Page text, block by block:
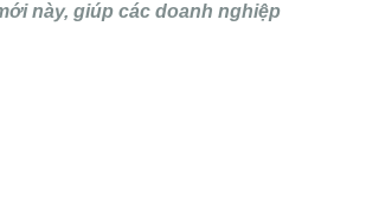
này, giúp các doanh nghiệp